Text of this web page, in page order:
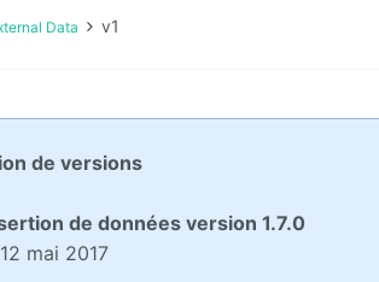
Data v1
de versions
de données version 1.7.0
mai 2017